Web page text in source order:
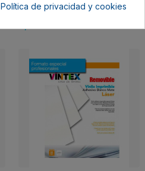
ultrapermanente Láser
VINTEX
Política de privacidad y cookies